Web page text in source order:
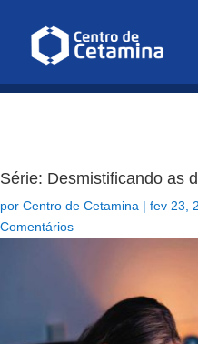
Série: Desmistificando as
por Centro de Cetamina | fev 23,
Comentários